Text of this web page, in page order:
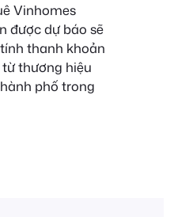
Vinhomes
được dự báo sẽ
thanh khoản
thương hiệu
phố trong